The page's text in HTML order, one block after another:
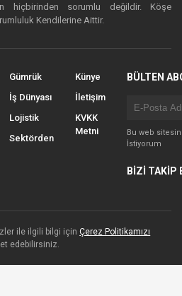
hiçbirinden sorumlu değildir. Köşe
Kendilerine Aittir.
Gümrük
İş Dünyası
Lojistik
Sektörden
Künye
İletişim
KVKK
Metni
BÜLTEN
Bu web
İstiyorum
BİZİ TAKİP
ile ilgili bilgi içinÇerez Politikamızı
edebilirsiniz.